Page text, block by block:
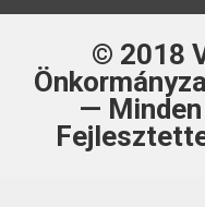
© 2018
—